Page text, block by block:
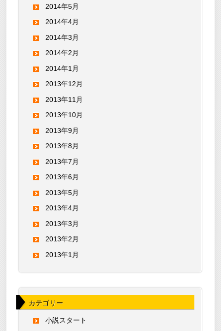
2014年5月
2014年4月
2014年3月
2014年2月
2014年1月
2013年12月
2013年11月
2013年10月
2013年9月
2013年8月
2013年7月
2013年6月
2013年5月
2013年4月
2013年3月
2013年2月
2013年1月
カテゴリー
小説スタート